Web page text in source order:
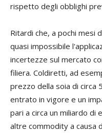
rispetto degli obblighi
Ritardi che, a pochi mesi
quasi impossibile
incertezze sul mercato
filiera. Coldiretti, ad
prezzo della soia di circa
entrato in vigore e un
pari a circa un miliardo di
altre commodity a causa